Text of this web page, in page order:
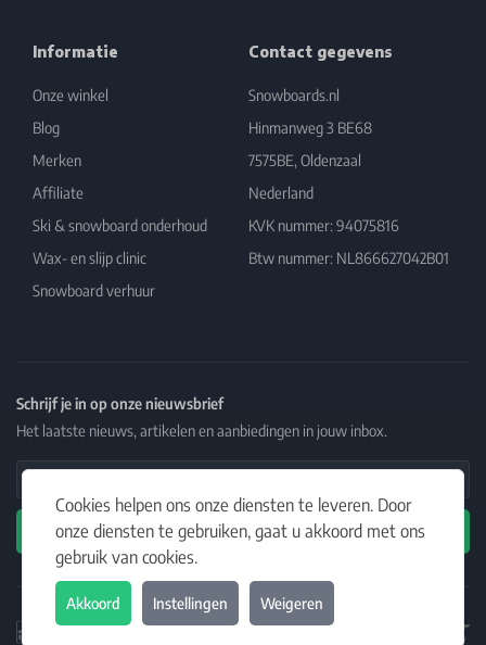
Cookies helpen ons onze diensten te leveren. Door
onze diensten te gebruiken, gaat u akkoord met ons
gebruik van cookies.
Akkoord Instellingen Weigeren
Informatie
Onze winkel
Blog
Merken
Affiliate
Ski & snowboard onderhoud
Wax- en slijp clinic
Snowboard verhuur
Contact gegevens
Snowboards.nl
Hinmanweg 3 BE68
7575BE, Oldenzaal
Nederland
KVK nummer: 94075816
Btw nummer: NL866627042B01
Schrijf je in op onze nieuwsbrief
Het laatste nieuws, artikelen en aanbiedingen in jouw inbox.
Email Address
Abonneren